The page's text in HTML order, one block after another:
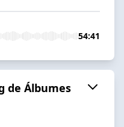
54:41
de Álbumes